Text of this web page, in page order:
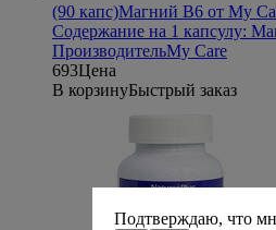
(90 капс)Магний B6 от My
Содержание на 1 капсулу:
ПроизводительMy Care
693Цена
В корзинуБыстрый заказ
Подтверждаю, что